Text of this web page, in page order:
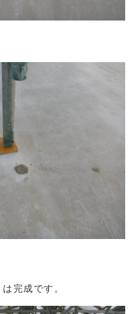
完成です。